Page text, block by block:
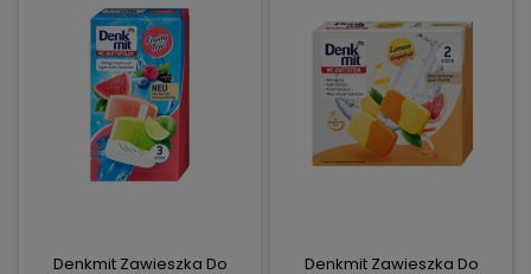
Denkmit Zawieszka Do
Denkmit Zawieszka Do